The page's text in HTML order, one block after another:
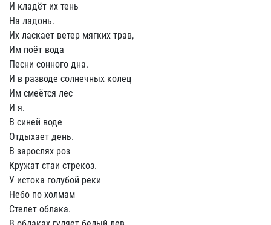
И кладёт их тень
На ладонь.
Их ласкает ветер мягких трав,
Им поёт вода
Песни сонного дна.
И в разводе солнечных колец
Им смеётся лес
И я.
В синей воде
Отдыхает день.
В зарослях роз
Кружат стаи стрекоз.
У истока голубой реки
Небо по холмам
Стелет облака.